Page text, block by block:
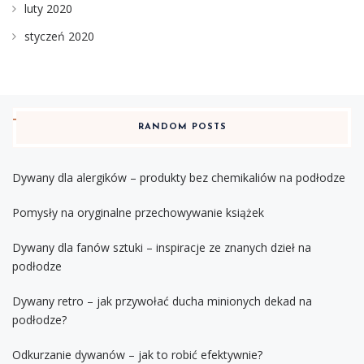
luty 2020
styczeń 2020
RANDOM POSTS
Dywany dla alergików – produkty bez chemikaliów na podłodze
Pomysły na oryginalne przechowywanie książek
Dywany dla fanów sztuki – inspiracje ze znanych dzieł na
podłodze
Dywany retro – jak przywołać ducha minionych dekad na
podłodze?
Odkurzanie dywanów – jak to robić efektywnie?